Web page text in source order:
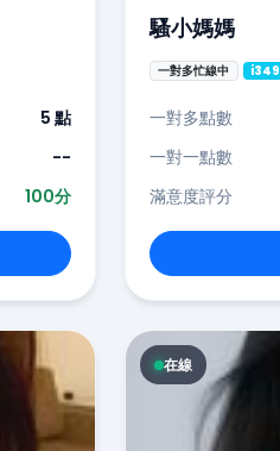
5 點
--
100分
騷小媽媽
一對多忙線中 i349
一對多點數
一對一點數
滿意度評分
在線